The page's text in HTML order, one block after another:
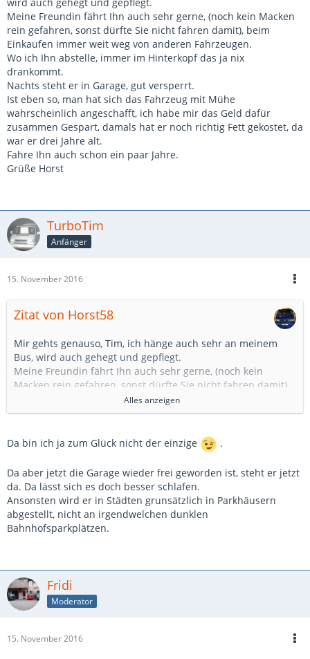
Meine Freundin fährt Ihn auch sehr gerne, (noch kein Macken
rein gefahren, sonst dürfte Sie nicht fahren damit), beim
Einkaufen immer weit weg von anderen Fahrzeugen.
Wo ich Ihn abstelle, immer im Hinterkopf das ja nix
drankommt.
Nachts steht er in Garage, gut versperrt.
Ist eben so, man hat sich das Fahrzeug mit Mühe
wahrscheinlich angeschafft, ich habe mir das Geld dafür
zusammen Gespart, damals hat er noch richtig Fett gekostet, da
war er drei Jahre alt.
Fahre Ihn auch schon ein paar Jahre.
Grüße Horst
TurboTim
Anfänger
15. November 2016
Zitat von Horst58
Mir gehts genauso, Tim, ich hänge auch sehr an meinem
Bus, wird auch gehegt und gepflegt.
Meine Freundin fährt Ihn auch sehr gerne, (noch kein
Macken rein gefahren, sonst dürfte Sie nicht fahren damit),
beim Einkaufen immer weit weg von anderen Fahrzeugen.
Wo ich Ihn abstelle, immer im Hinterkopf das ja nix
Nachts steht er in Garage, gut versperrt.
Ist eben so, man hat sich das Fahrzeug mit Mühe
wahrscheinlich angeschafft, ich habe mir das Geld dafür
zusammen Gespart, damals hat er noch richtig Fett gekostet,
da war er drei Jahre alt.
Fahre Ihn auch schon ein paar Jahre.
Grüße Horst
Alles anzeigen
Da bin ich ja zum Glück nicht der einzige .
Da aber jetzt die Garage wieder frei geworden ist, steht er jetzt
da. Da lässt sich es doch besser schlafen.
Ansonsten wird er in Städten grunsätzlich in Parkhäusern
abgestellt, nicht an irgendwelchen dunklen
Bahnhofsparkplätzen.
Fridi
Moderator
15. November 2016